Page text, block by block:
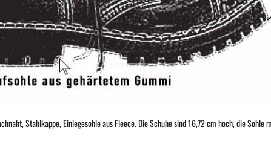
Stahlkappe, Einlegesohle aus Fleece. Die Schuhe sind 16,72 cm hoch, die